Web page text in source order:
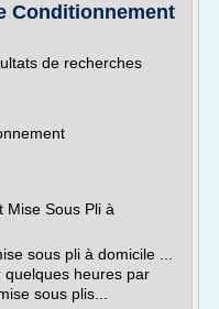
Conditionnement
de recherches
Mise Sous Pli à
sous pli à domicile ...
heures par
sous plis...